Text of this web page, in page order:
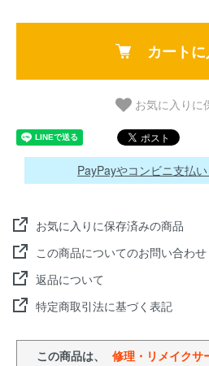
カート
お気に入りに
PayPayやコンビニ支払
お気に入りに保存済みの商品
この商品についてのお問い合わせ
返品について
特定商取引法に基づく表記
この商品は、
修理・リメイクサ